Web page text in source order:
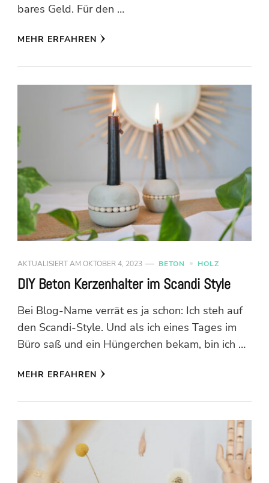
bares Geld. Für den …
MEHR ERFAHREN
AKTUALISIERT AM OKTOBER 4, 2023 BETON HOLZ
DIY Beton Kerzenhalter im Scandi Style
Bei Blog-Name verrät es ja schon: Ich steh auf
den Scandi-Style. Und als ich eines Tages im
Büro saß und ein Hüngerchen bekam, bin ich …
MEHR ERFAHREN